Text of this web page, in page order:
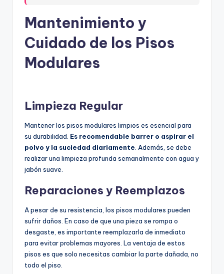
Mantenimiento y
Cuidado de los Pisos
Modulares
Limpieza Regular
Mantener los pisos modulares limpios es esencial para
su durabilidad. Es recomendable barrer o aspirar el
polvo y la suciedad diariamente . Además, se debe
realizar una limpieza profunda semanalmente con agua y
jabón suave.
Reparaciones y Reemplazos
A pesar de su resistencia, los pisos modulares pueden
sufrir daños. En caso de que una pieza se rompa o
desgaste, es importante reemplazarla de inmediato
para evitar problemas mayores. La ventaja de estos
pisos es que solo necesitas cambiar la parte dañada, no
todo el piso.